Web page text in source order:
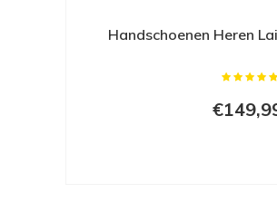
handschoenen in de
Handschoenen Heren